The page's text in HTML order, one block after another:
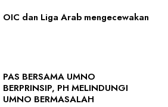
OIC dan Liga Arab mengecewakan
PAS BERSAMA UMNO
BERPRINSIP, PH MELINDUNGI
UMNO BERMASALAH